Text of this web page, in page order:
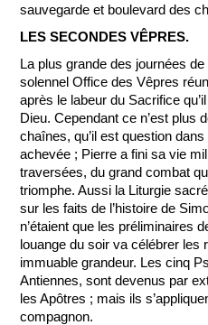
sauvegarde et boulevard des
LES SECONDES VÊPRES.
La plus grande des journées
solennel Office des Vêpres
après le labeur du Sacrifice
Dieu. Cependant ce n’est plus
chaînes, qu’il est question
achevée ; Pierre a fini sa vie
traversées, du grand combat
triomphe. Aussi la Liturgie
sur les faits de l’histoire de
n’étaient que les préliminaires
louange du soir va célébrer les
immuable grandeur. Les cinq
Antiennes, sont devenus par
les Apôtres ; mais ils
compagnon.